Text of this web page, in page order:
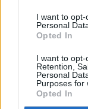
I want to
Personal
Opted In
I want to opt-
Retention,
Personal
Purposes for
Opted In